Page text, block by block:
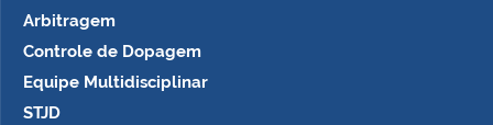
Arbitragem
Controle de Dopagem
Equipe Multidisciplinar
STJD